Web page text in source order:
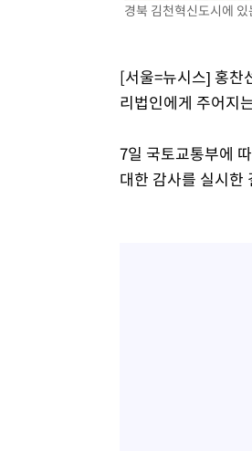
경북 김천혁신도시에
[서울=뉴시스] 홍찬
리법인에게 주어지
7일 국토교통부에
대한 감사를 실시한